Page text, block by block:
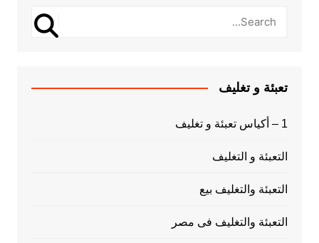
تعبئة و تغليف
1 – أكياس تعبئة و تغليف
التعبئة و التغليف
التعبئة والتغليف بيع
التعبئة والتغليف فى مصر